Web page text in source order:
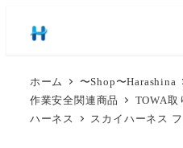
ホーム 〜Shop〜Harashina
作業安全関連商品
TOWA取
ハーネス
スカイハーネス